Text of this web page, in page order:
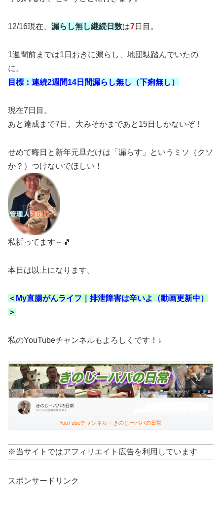
12/16現在、 漏らし無し継続日数は7日目。
1週間前までは1日おきに漏らし、地団駄踏んでいたの
に。
目標：連続2週間14日間漏らし無し（下痢無し）
現在7日目。
あと達成まで7日。大みそかまであと15日しかないぞ！
せめて晦日と新年元旦だけは「漏らす」というミソ（クソ
か？）つけないでほしい！
私祈ってます～🎵
本日は以上になります。
＜My直腸がんライフ｜排泄障害は辛いよ（動画更新中）
＞
私のYouTubeチャンネルもよろしくです！↓
YouTubeチャンネル・きのじーパパの日常
※当サイトではアフィリエイト広告を利用しています
スポンサードリンク